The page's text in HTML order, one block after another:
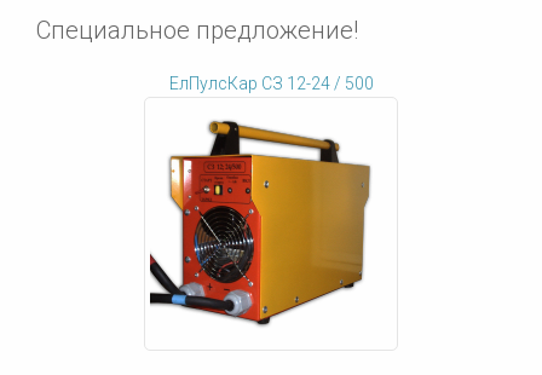
Специальное предложение!
ЕлПулсКар СЗ 12-24 / 500